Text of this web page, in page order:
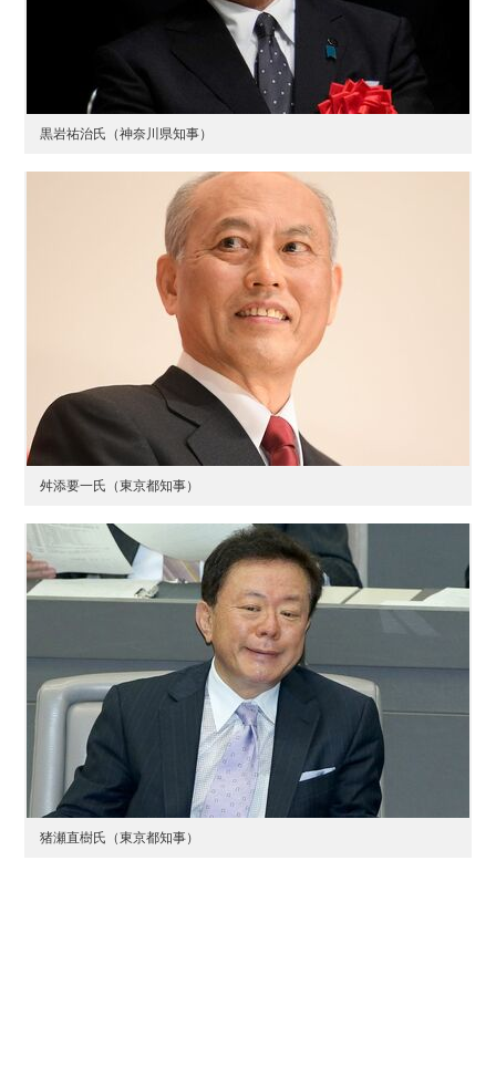
黒岩祐治氏（神奈川県知事）
舛添要一氏（東京都知事）
猪瀬直樹氏（東京都知事）